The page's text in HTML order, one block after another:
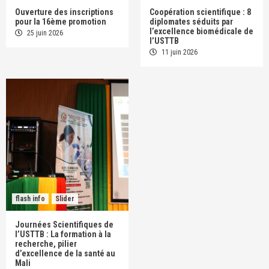
Ouverture des inscriptions
pour la 16ème promotion
25 juin 2026
Coopération scientifique : 8
diplomates séduits par
l’excellence biomédicale de
l’USTTB
11 juin 2026
flash info Slider
Journées Scientifiques de
l’USTTB : La formation à la
recherche, pilier
d’excellence de la santé au
Mali